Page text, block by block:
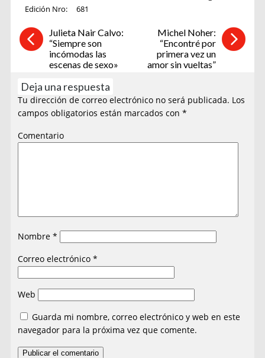
Edición Nro:
681
Julieta Nair Calvo:
“Siempre son
incómodas las
escenas de sexo»
Michel Noher:
“Encontré por
primera vez un
amor sin vueltas”
Deja una respuesta
Tu dirección de correo electrónico no será publicada. Los
campos obligatorios están marcados con*
Comentario
Nombre*
Correo electrónico*
Web
Guarda mi nombre, correo electrónico y web en este
navegador para la próxima vez que comente.